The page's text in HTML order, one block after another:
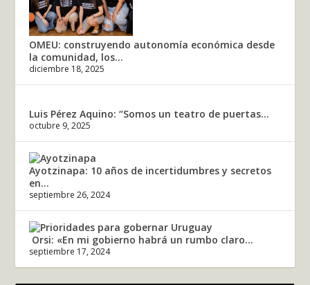
OMEU: construyendo autonomía económica desde
la comunidad, los...
diciembre 18, 2025
Luis Pérez Aquino: “Somos un teatro de puertas...
octubre 9, 2025
Ayotzinapa: 10 años de incertidumbres y secretos
en...
septiembre 26, 2024
Orsi: «En mi gobierno habrá un rumbo claro...
septiembre 17, 2024